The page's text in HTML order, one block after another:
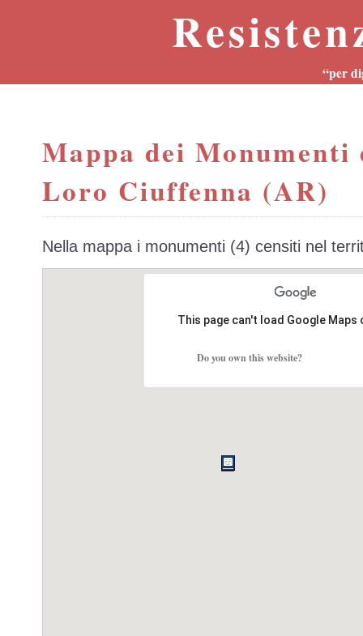
“per
Mappa dei Monumenti
Loro Ciuffenna (AR)
Nella mappa i monumenti (4) censiti nel
This page can't load Google
Do you own this website?